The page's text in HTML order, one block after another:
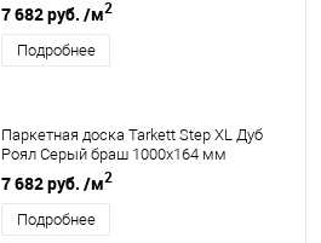
7 682 руб. /м2
Подробнее
Паркетная доска Tarkett Step XL Дуб
Роял Серый браш 1000х164 мм
7 682 руб. /м2
Подробнее